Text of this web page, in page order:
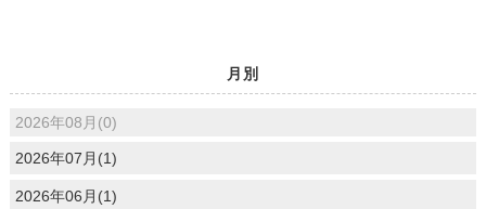
月別
2026年08月(0)
2026年07月(1)
2026年06月(1)